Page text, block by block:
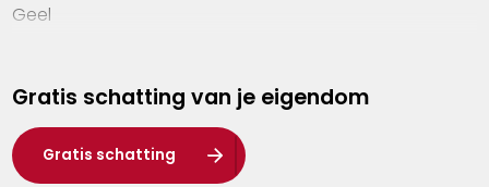
Geel
Hasselt
Heist-op-den-Berg
Gratis schatting van je eigendom
Gratis schatting